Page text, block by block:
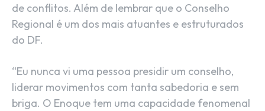
de conflitos. Além de lembrar que o Conselho
Regional é um dos mais atuantes e estruturados
do DF.
“Eu nunca vi uma pessoa presidir um conselho,
liderar movimentos com tanta sabedoria e sem
briga. O Enoque tem uma capacidade fenomenal